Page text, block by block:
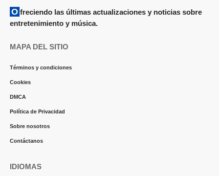
Ofreciendo las últimas actualizaciones y noticias sobre
entretenimiento y música.
MAPA DEL SITIO
Términos y condiciones
Cookies
DMCA
Política de Privacidad
Sobre nosotros
Contáctanos
IDIOMAS